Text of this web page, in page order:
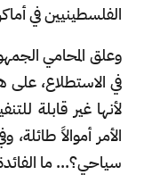
الفلسطينيين في
وعلق المحامي
في الاستطلاع، على
لأنها غير قابلة
الأمر أموالاً
سياحي؟... ما